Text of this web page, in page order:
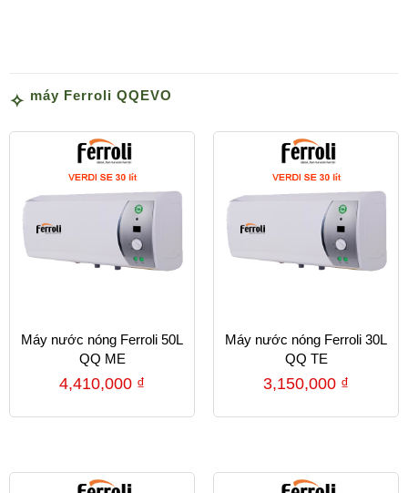
máy Ferroli QQEVO
Máy nước nóng Ferroli 50L
QQ ME
4,410,000 ₫
Máy nước nóng Ferroli 30L
QQ TE
3,150,000 ₫